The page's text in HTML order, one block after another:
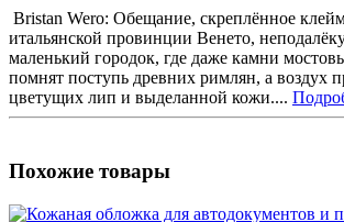
Bristan Wero: Обещание, скреплённое
итальянской провинции Венето,
маленький городок, где даже камни
помнят поступь древних римлян, а воздух
цветущих лип и выделанной кожи....
Похожие товары